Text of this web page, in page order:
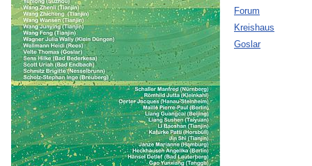
Forum
Kreishaus
Goslar